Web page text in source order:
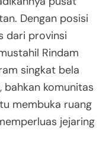
Dengan posisi
dari provinsi
Rindam
singkat bela
bahkan komunitas
membuka ruang
jejaring